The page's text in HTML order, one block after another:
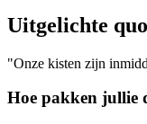
Uitgelichte
Onze kisten zijn
Hoe pakken jullie